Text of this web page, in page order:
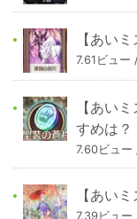
【あい
7.61ビュー
【あい
すめは？
7.60ビュー
【あい
7.39ビュー